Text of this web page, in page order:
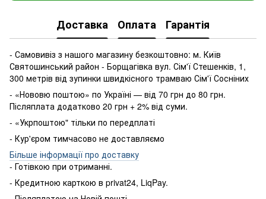
Доставка Оплата Гарантія
- Самовивіз з нашого магазину безкоштовно: м. Київ
Святошинський район - Борщагівка вул. Сім'ї Стешенків, 1,
300 метрів від зупинки швидкісного трамваю Сім'ї Сосніних
- «Нововю поштою» по Україні — від 70 грн до 80 грн.
Післяплата додатково 20 грн + 2% від суми.
- «Укрпоштою" тільки по передплаті
- Кур'єром тимчасово не доставляємо
Більше інформації про доставку
- Готівкою при отриманні.
- Кредитною карткою в privat24, LiqPay.